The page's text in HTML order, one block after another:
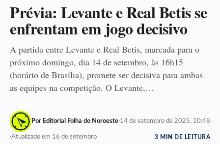
Prévia: Levante e Real Betis se
enfrentam em jogo decisivo
A partida entre Levante e Real Betis, marcada para o
próximo domingo, dia 14 de setembro, às 16h15
(horário de Brasília), promete ser decisiva para ambas
as equipes na competição. O Levante,…
Por Editorial Folha do Noroeste·14 de setembro de 2025, 10:48
·Atualizado em 16 de setembro 3 MIN DE LEITURA